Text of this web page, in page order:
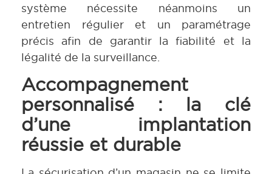
système nécessite néanmoins un
entretien régulier et un paramétrage
précis afin de garantir la fiabilité et la
légalité de la surveillance.
Accompagnement
personnalisé : la clé
d’une implantation
réussie et durable